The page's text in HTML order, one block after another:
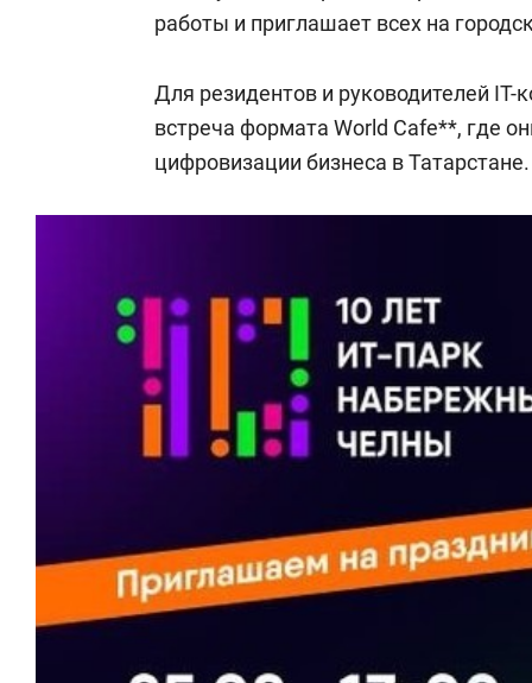
работы и приглашает всех на
Для резидентов и руководителей
встреча формата World Cafe**, где
цифровизации бизнеса в Татарстане.
«В банкротствах сегодня
ищут не активы, а людей,
которые ими управляли. Они
имуществом!»
Опыт
природе,
с